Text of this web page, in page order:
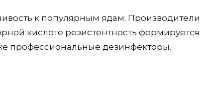
к популярным ядам. Производители
кислоте резистентность формируется
профессиональные дезинфекторы.